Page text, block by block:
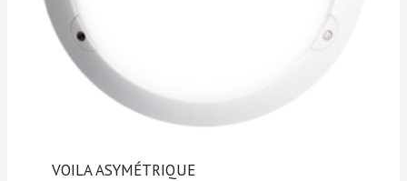
VOILA ASYMÉTRIQUE